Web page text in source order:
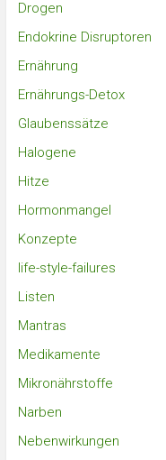
Drogen
Endokrine Disruptoren
Ernährung
Ernährungs-Detox
Glaubenssätze
Halogene
Hitze
Hormonmangel
Konzepte
life-style-failures
Listen
Mantras
Medikamente
Mikronährstoffe
Narben
Nebenwirkungen